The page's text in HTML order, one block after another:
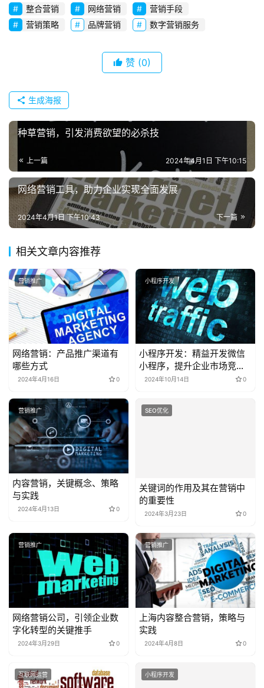
e
r
s
常
见
题
联
系
我
们
整合营销 网络营销
营销手段
营销策略
品牌营销 数字营销服务
赞 (0)
生成海报
种草营销，引发消费欲望的必杀技
上一篇 2024年4月1日 下午10:15
网络营销工具，助力企业实现全面发展
下一篇
2024年4月1日 下午10:43
相关文章内容推荐
营销推广
网络营销：产品推广渠道有
哪些方式
2024年4月16日 0
小程序开发
小程序开发：精益开发微信
小程序，提升企业市场竞争
力2024年10月14日 0
营销推广
内容营销，关键概念、策略
与实践
2024年4月13日 0
SEO优化
关键词的作用及其在营销中
的重要性
营销推广
网络营销公司，引领企业数
字化转型的关键推手
营销推广
上海内容整合营销，策略与
实践
互联网运营 小程序开发